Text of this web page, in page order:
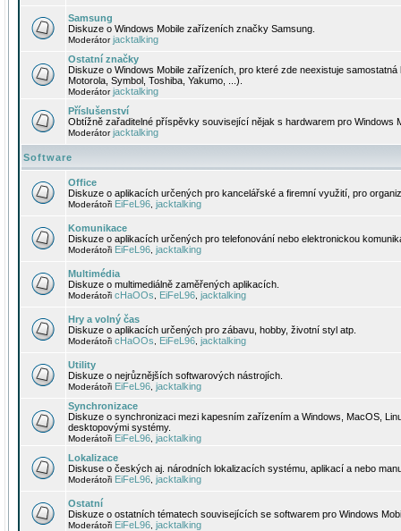
Samsung
Diskuze o Windows Mobile zařízeních značky Samsung.
Moderátorjacktalking
Ostatní značky
Diskuze o Windows Mobile zařízeních, pro které zde neexistuje
Motorola, Symbol, Toshiba, Yakumo, ...).
Moderátorjacktalking
Příslušenství
Obtížně zařaditelné příspěvky související nějak s hardwarem pro Windows
Moderátorjacktalking
Software
Office
Diskuze o aplikacích určených pro kancelářské a firemní využití, pro
Moderátoři EiFeL96 jacktalking
Komunikace
Diskuze o aplikacích určených pro telefonování nebo elektronickou
Moderátoři EiFeL96 jacktalking
Multimédia
Diskuze o multimediálně zaměřených aplikacích.
Moderátoři cHaOOs EiFeL96 jacktalking
Hry a volný čas
Diskuze o aplikacích určených pro zábavu, hobby, životní styl atp.
Moderátoři cHaOOs EiFeL96 jacktalking
Utility
Diskuze o nejrůznějších softwarových nástrojích.
Moderátoři EiFeL96 jacktalking
Synchronizace
Diskuze o synchronizaci mezi kapesním zařízením a Windows, MacOS,
desktopovými systémy.
Moderátoři EiFeL96 jacktalking
Lokalizace
Diskuse o českých aj. národních lokalizacích systému, aplikací a nebo
Moderátoři EiFeL96 jacktalking
Ostatní
Diskuze o ostatních tématech souvisejících se softwarem pro Windows
Moderátoři EiFeL96 jacktalking